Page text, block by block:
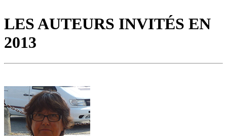
LES AUTEURS INVITÉS EN
2013